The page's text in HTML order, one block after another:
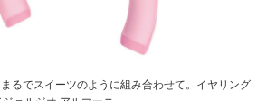
るでスイーツのように組み合わせて。イヤリング